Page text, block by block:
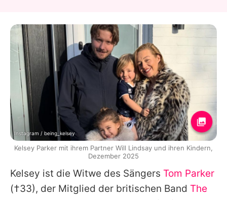
Kelsey ist die Witwe des Sängers Tom Parker
(†33), der Mitglied der britischen Band The
Instagram / being_kelsey
Kelsey Parker mit ihrem Partner Will Lindsay und ihren Kindern,
Dezember 2025